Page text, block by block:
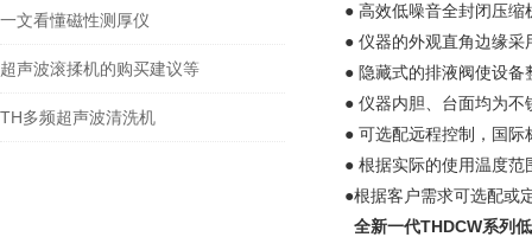
一文看懂磁性测厚仪
超声波滚揉机的购买建议等
TH多频超声波清洗机
● 高效低噪音全封闭压
● 仪器的外观直角边缘
● 隐藏式的排液阀使设
● 仪器内胆、台面均为
● 可选配远程控制，国
● 根据实际的使用温度
●根据客户需求可选配或
全新一代THDCW系列